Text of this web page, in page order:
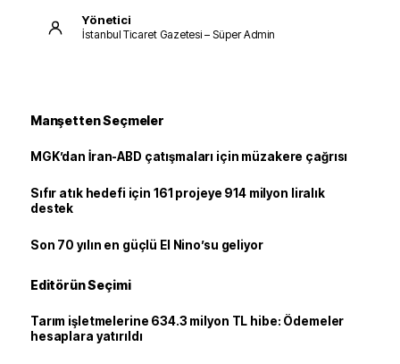
Yönetici
İstanbul Ticaret Gazetesi – Süper Admin
Manşetten Seçmeler
MGK’dan İran-ABD çatışmaları için müzakere çağrısı
Sıfır atık hedefi için 161 projeye 914 milyon liralık
destek
Son 70 yılın en güçlü El Nino’su geliyor
Editörün Seçimi
Tarım işletmelerine 634.3 milyon TL hibe: Ödemeler
hesaplara yatırıldı